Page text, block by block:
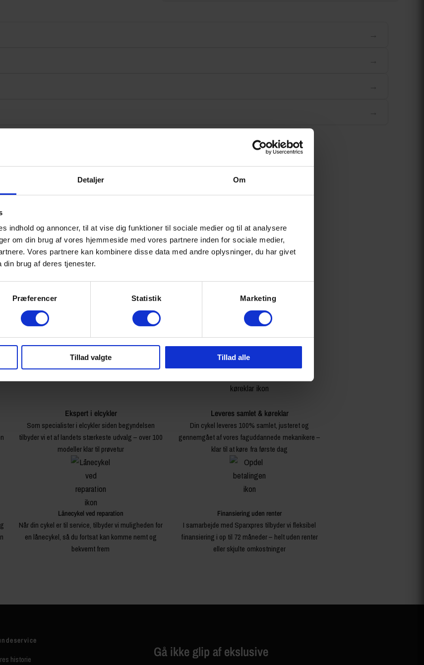
Detaljer Om
indhold og annoncer, til at vise dig funktioner til sociale medier og til at analysere
om din brug af vores hjemmeside med vores partnere inden for sociale medier,
Vores partnere kan kombinere disse data med andre oplysninger, du har givet
brug af deres tjenester.
Præferencer Statistik Marketing
Tillad valgte Tillad alle
→
→
→
→
Specifikationer
1.399,00 kr
0.218 kg
Ekspert i elcykler
Som specialister i elcykler siden begyndelsen
tilbyder vi et af landets stærkeste udvalg – over 100
modeller klar til prøvetur
Leveres samlet & køreklar
Din cykel leveres 100% samlet, justeret og
gennemgået af vores faguddannede mekanikere –
klar til at køre fra første dag
Lånecykel ved reparation
Når din cykel er til service, tilbyder vi muligheden for
en lånecykel, så du fortsat kan komme nemt og
bekvemt frem
Finansiering uden renter
I samarbejde med Sparxpres tilbyder vi fleksibel
finansiering i op til 72 måneder – helt uden renter
eller skjulte omkostninger
historie
Gå ikke glip af ekslusive